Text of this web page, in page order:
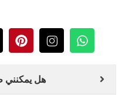
هل يمكنني